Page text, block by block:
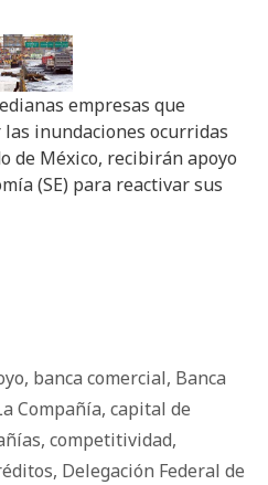
empresas que
inundaciones ocurridas
de México, recibirán apoyo
(SE) para reactivar sus
, banca comercial, Banca
Compañía, capital de
, competitividad,
, Delegación Federal de